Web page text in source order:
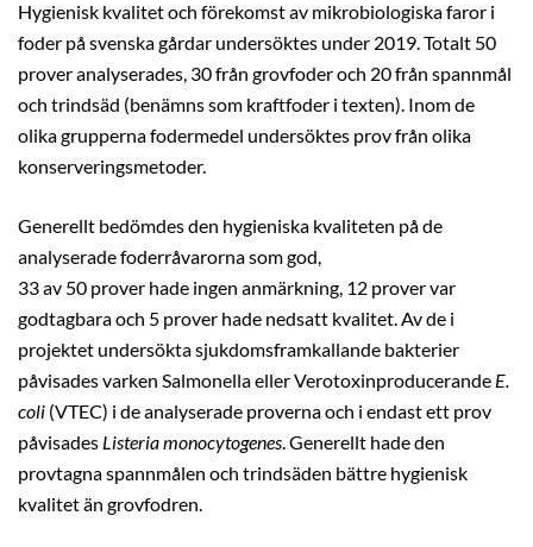
Hygienisk kvalitet och förekomst av mikrobiologiska faror i
foder på svenska gårdar undersöktes under 2019. Totalt 50
prover analyserades, 30 från grovfoder och 20 från spannmål
och trindsäd (benämns som kraftfoder i texten). Inom de
olika grupperna fodermedel undersöktes prov från olika
konserveringsmetoder.
Generellt bedömdes den hygieniska kvaliteten på de
analyserade foderråvarorna som god,
33 av 50 prover hade ingen anmärkning, 12 prover var
godtagbara och 5 prover hade nedsatt kvalitet. Av de i
projektet undersökta sjukdomsframkallande bakterier
påvisades varken Salmonella eller Verotoxinproducerande E.
coli (VTEC) i de analyserade proverna och i endast ett prov
påvisades Listeria monocytogenes. Generellt hade den
provtagna spannmålen och trindsäden bättre hygienisk
kvalitet än grovfodren.